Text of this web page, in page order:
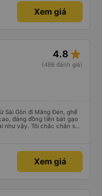
thấy rất thoải mái và
Xem giá
4.8 star_rate
(486 đánh giá)
Sài Gòn đi Măng Đen, ghế
đáng đồng tiền bát gạo
vậy. Tôi chắc chắn sẽ
Xem giá